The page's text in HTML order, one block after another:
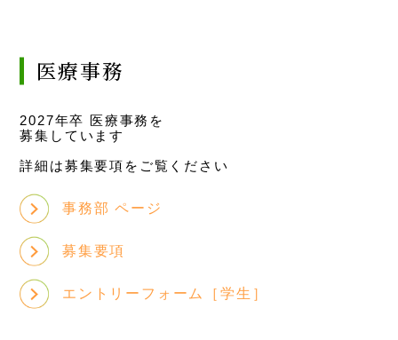
医師募集
ENTRY
やわたメディカル
医療事務
2027年卒 医療事務を
募集しています
詳細は募集要項をご覧ください
事務部 ページ
募集要項
エントリーフォーム［学生］